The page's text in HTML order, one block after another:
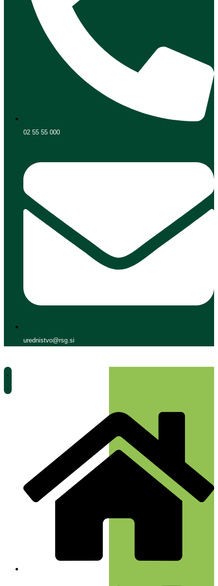
02 55 55 000
urednistvo@rsg.si